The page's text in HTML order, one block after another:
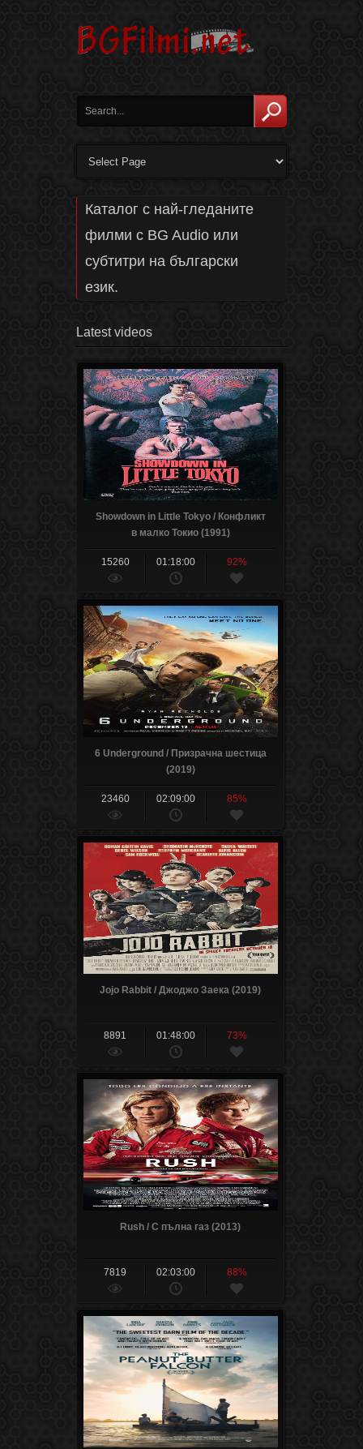
Каталог с най-гледаните
филми с BG Audio или
субтитри на български
език.
Latest videos
Showdown in Little Tokyo / Конфликт
в малко Токио (1991)
15260 01:18:00 92%
6 Underground / Призрачна шестица
(2019)
23460 02:09:00 85%
Jojo Rabbit / Джоджо Заека (2019)
8891 01:48:00 73%
Rush / С пълна газ (2013)
7819 02:03:00 88%